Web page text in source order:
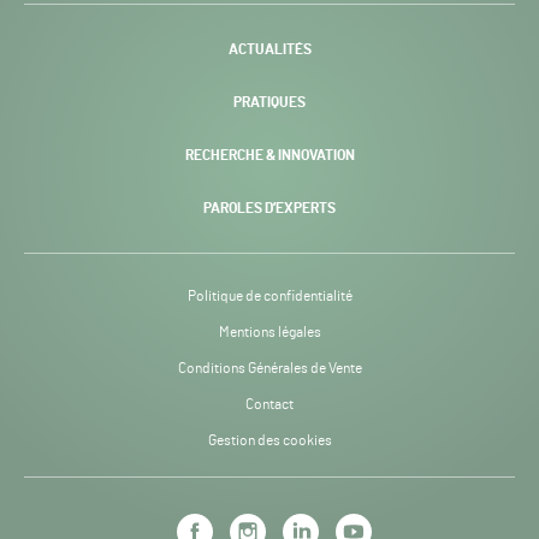
-
ACTUALITÉS
PRATIQUES
RECHERCHE & INNOVATION
PAROLES D’EXPERTS
Politique de confidentialité
Mentions légales
Conditions Générales de Vente
Contact
Gestion des cookies